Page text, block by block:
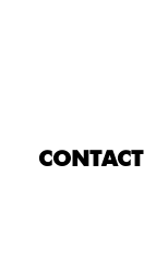
CONTACT